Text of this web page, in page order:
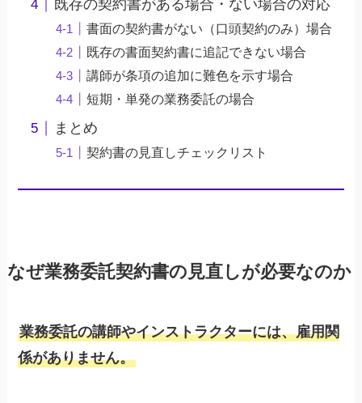
既存の契約書がある場合・ない場合の対応
書面の契約書がない（口頭契約のみ）場合
既存の書面契約書に追記できない場合
講師が条項の追加に難色を示す場合
短期・単発の業務委託の場合
まとめ
契約書の見直しチェックリスト
なぜ業務委託契約書の見直しが必要なのか
業務委託の講師やインストラクターには、雇用関
係がありません。